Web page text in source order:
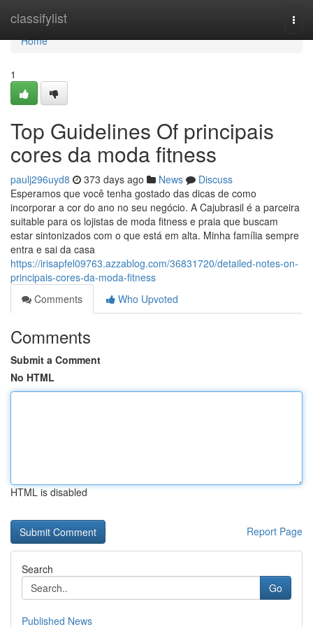
classifylist
Home
Home
1
Top Guidelines Of principais
cores da moda fitness
paulj296uyd8 373 days ago News
Discuss
Esperamos que você tenha gostado das dicas de como
incorporar a cor do ano no seu negócio. A Cajubrasil é a parceira
suitable para os lojistas de moda fitness e praia que buscam
estar sintonizados com o que está em alta. Minha família sempre
entra e sai da casa
https://irisapfel09763.azzablog.com/36831720/detailed-notes-on-
principais-cores-da-moda-fitness
Comments
Who Upvoted
Comments
Submit a Comment
No HTML
HTML is disabled
Report Page
Search
Go
Published News